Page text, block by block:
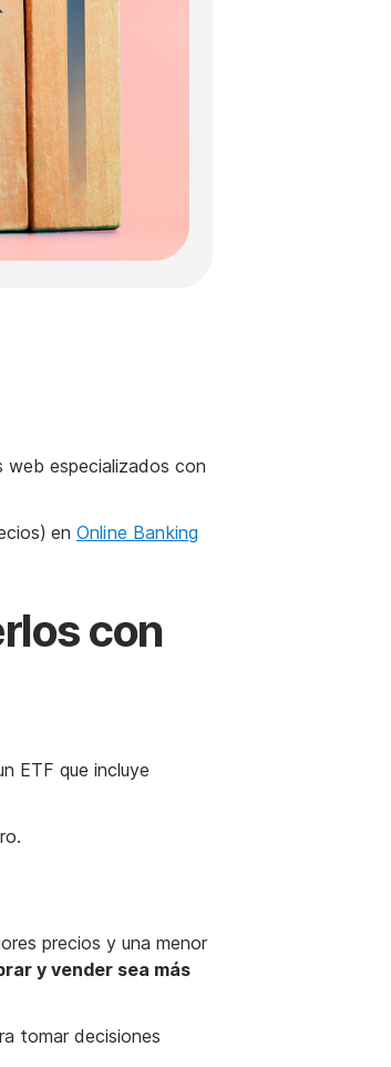
web especializados con
en Online Banking
con
ETF que incluye
precios y una menor
y vender sea más
tomar decisiones